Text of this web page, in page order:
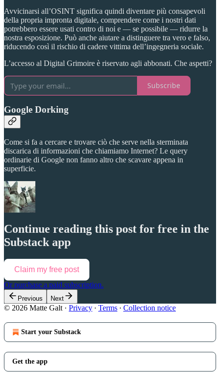
Avvicinarsi all’OSINT significa quindi diventare più consapevoli
della propria impronta digitale, comprendere come i nostri dati
potrebbero essere usati contro di noi e — se possibile — ridurre la
nostra esposizione. Può anche aiutare a distinguere tra vero e falso,
riducendo così il rischio di cadere vittima dell’ingegneria sociale.
L’accesso al Digital Grimoire è riservato agli abbonati. Che aspetti?
Subscribe
Google Dorking
Come si fa a cercare e trovare ciò che serve nella sterminata
discarica di informazioni che chiamiamo Internet? Le query
ordinarie di Google non fanno altro che scavare appena in
superficie.
Continue reading this post for free in the
Substack app
Claim my free post
Or purchase a paid subscription.
Previous Next
© 2026 Matte Galt · Privacy ∙ Terms ∙ Collection notice
Start your Substack
Get the app